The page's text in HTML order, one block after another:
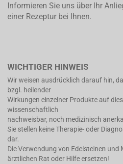
Informieren Sie uns über Ihr
einer Rezeptur bei Ihnen.
WICHTIGER HINWEIS
Wir weisen ausdrücklich darauf hin,
bzgl. heilender
Wirkungen einzelner Produkte auf
wissenschaftlich
nachweisbar, noch medizinisch
Sie stellen keine Therapie- oder
dar.
Die Verwendung von Edelsteinen
ärztlichen Rat oder Hilfe ersetzen!